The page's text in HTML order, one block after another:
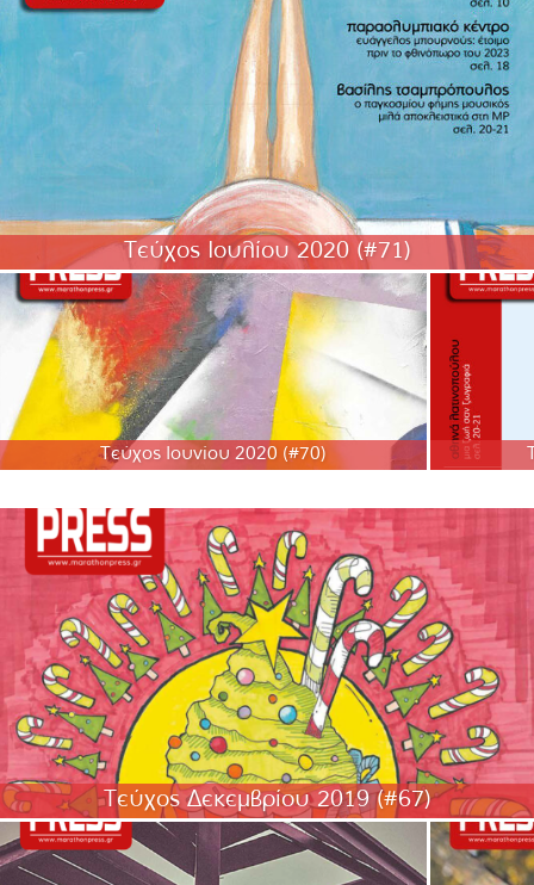
Τεύχος Ιουλίου 2020 (#71)
Τεύχος Ιουνίου 2020 (#70)
Τεύχος Δεκεμβρίου 2019 (#67)